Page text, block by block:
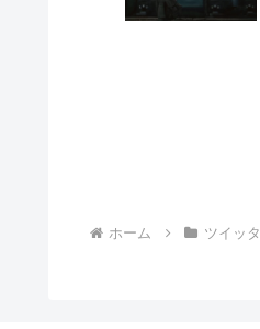
ホーム ツイッ